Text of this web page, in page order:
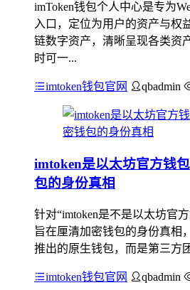
imToken钱包个人中心是专为
入口，定位为用户的资产与权
链数字资产，清晰呈现各类资
时可一...
imtoken钱包官网 qbadmin
imtoken是以太坊官方钱
包的身份真相
针对“imtoken是不是以太坊官
旨在厘清加密钱包的身份真相
推出的原生钱包，而是第三方
imtoken钱包官网 qbadmin